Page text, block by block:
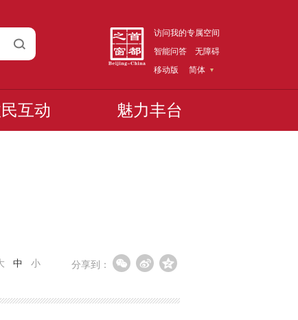
访问我的专属空间
智能问答
无障碍
移动版
简体
互动 魅力丰台
分享到：
中 小